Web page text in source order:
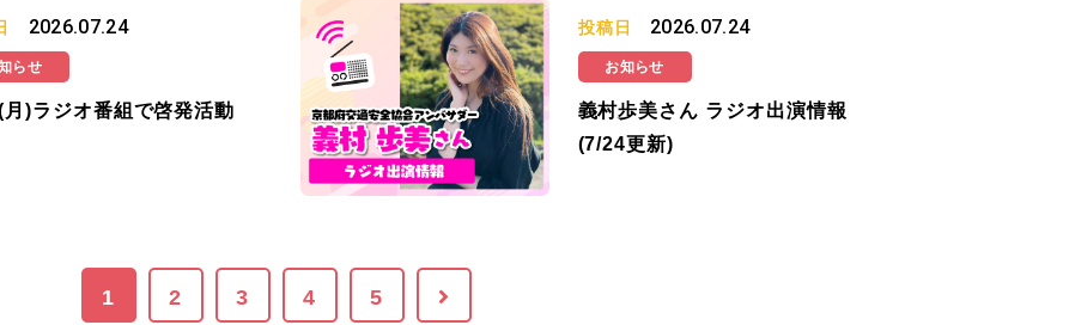
2026.07.24
らせ
)ラジオ番組で啓発活動
投稿日 2026.07.24
お知らせ
義村歩美さん ラジオ出演情報
(7/24更新)
1 2 3 4 5